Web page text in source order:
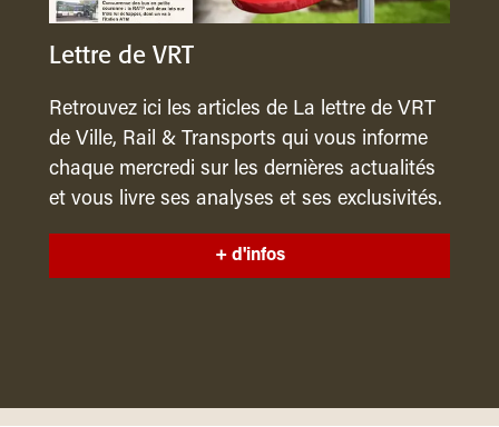
Lettre de VRT
Retrouvez ici les articles de La lettre de VRT
de Ville, Rail & Transports qui vous informe
chaque mercredi sur les dernières actualités
et vous livre ses analyses et ses exclusivités.
+ d'infos